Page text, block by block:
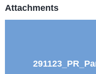
Attachments